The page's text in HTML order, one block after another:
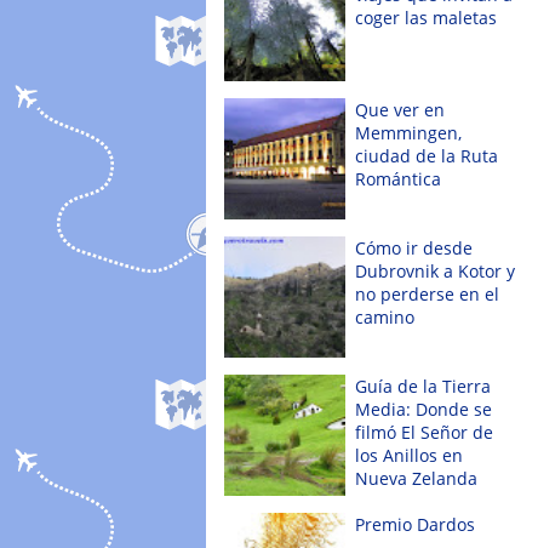
coger las maletas
Que ver en
Memmingen,
ciudad de la Ruta
Romántica
Cómo ir desde
Dubrovnik a Kotor y
no perderse en el
camino
Guía de la Tierra
Media: Donde se
filmó El Señor de
los Anillos en
Nueva Zelanda
Premio Dardos